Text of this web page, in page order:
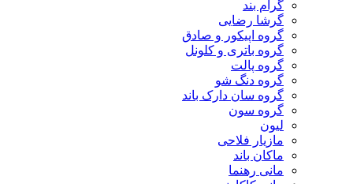
گرام بند
گرشا رضایی
گروه اپیکور و صادق
گروه باتری و کلونل
گروه پالت
گروه دنگ شو
گروه سان دارک باند
گروه سون
لیون
مازیار فلاحی
ماکان باند
مانی رهنما